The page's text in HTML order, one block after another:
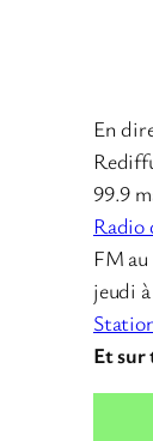
En
99.9
Radio
FM
jeudi
Et sur